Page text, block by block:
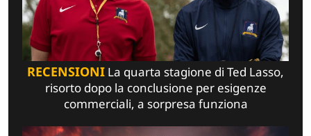
RECENSIONI La quarta stagione di Ted Lasso,
risorto dopo la conclusione per esigenze
commerciali, a sorpresa funziona